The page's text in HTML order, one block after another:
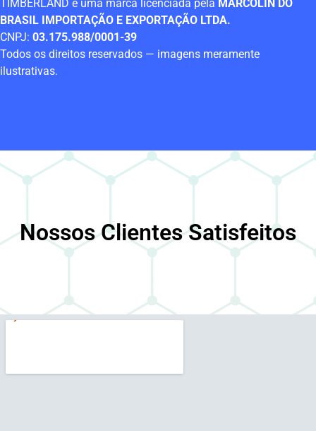
TIMBERLAND é uma marca licenciada pela MARCOLIN DO
BRASIL IMPORTAÇÃO E EXPORTAÇÃO LTDA.
CNPJ: 03.175.988/0001-39
Todos os direitos reservados — imagens meramente
ilustrativas.
Nossos Clientes Satisfeitos